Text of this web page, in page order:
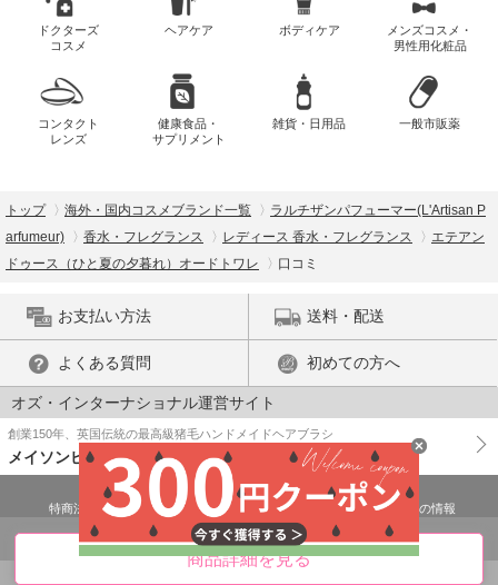
商品詳細を見る
ドクターズ
コスメ
ヘアケア ボディケア
メンズコスメ・
男性用化粧品
コンタクト
レンズ
健康食品・
サプリメント
雑貨・日用品 一般市販薬
トップ 海外・国内コスメブランド一覧
ラルチザンパフューマー(L'Artisan P
arfumeur)
香水・フレグランス レディース 香水・フレグランス
エテアン
ドゥース（ひと夏の夕暮れ）オードトワレ
口コミ
お支払い方法 送料・配送
よくある質問 初めての方へ
オズ・インターナショナル運営サイト
創業150年、英国伝統の最高級猪毛ハンドメイドヘアブラシ
メイソンピアソン
特商法に基づく表示 プライバシーポリシー
医薬品販売許可証の情報
ご利用規約
PC版で表示